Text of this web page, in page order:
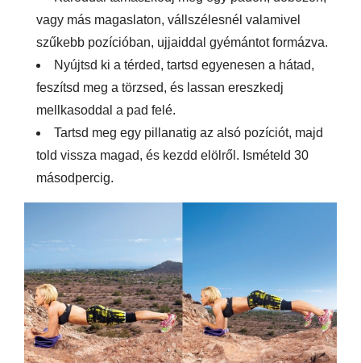
vagy más magaslaton, vállszélesnél valamivel
szűkebb pozícióban, ujjaiddal gyémántot formázva.
Nyújtsd ki a térded, tartsd egyenesen a hátad,
feszítsd meg a törzsed, és lassan ereszkedj
mellkasoddal a pad felé.
Tartsd meg egy pillanatig az alsó pozíciót, majd
told vissza magad, és kezdd elölről. Ismételd 30
másodpercig.